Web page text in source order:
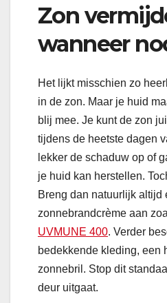
Zon
wanneer
Het lijkt misschien zo
in de zon. Maar je huid
blij mee. Je kunt de zon
tijdens de heetste dagen
lekker de schaduw op of
je huid kan herstellen.
Breng dan natuurlijk altijd
zonnebrandcrème aan
UVMUNE 400. Verder
bedekkende kleding, een
zonnebril. Stop dit
deur uitgaat.